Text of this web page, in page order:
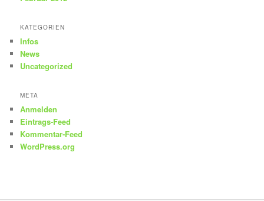
KATEGORIEN
Infos
News
Uncategorized
META
Anmelden
Eintrags-Feed
Kommentar-Feed
WordPress.org